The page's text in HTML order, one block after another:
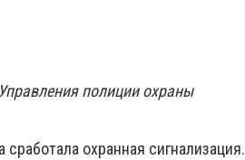
полиции охраны
охранная сигнализация.